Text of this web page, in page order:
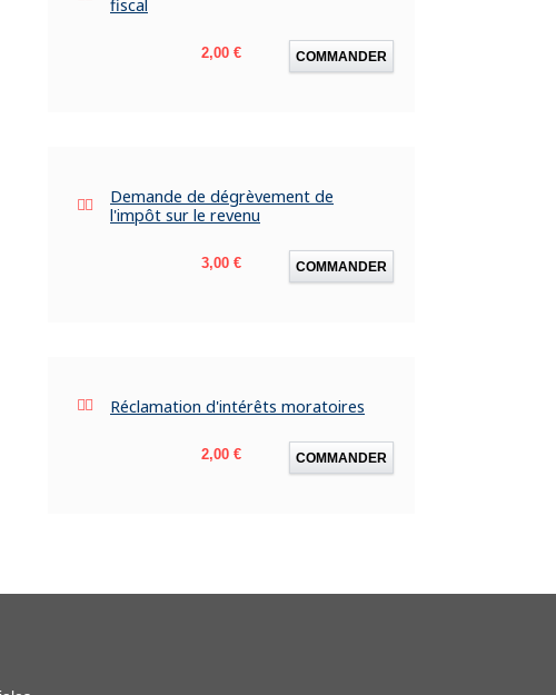
fiscal
Prix
2,00 € COMMANDER
Demande de dégrèvement de
l'impôt sur le revenu
Prix
3,00 € COMMANDER
Réclamation d'intérêts moratoires
Prix
2,00 € COMMANDER